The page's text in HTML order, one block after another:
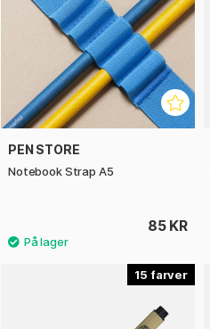
PEN STORE
Notebook Strap A5
85 KR
15